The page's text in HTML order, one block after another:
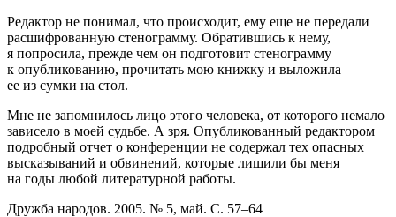
Редактор не понимал, что происходит, ему еще не передали
расшифрованную стенограмму. Обратившись к нему,
я попросила, прежде чем он подготовит стенограмму
к опубликованию, прочитать мою книжку и выложила
ее из сумки на стол.
Мне не запомнилось лицо этого человека, от которого немало
зависело в моей судьбе. А зря. Опубликованный редактором
подробный отчет о конференции не содержал тех опасных
высказываний и обвинений, которые лишили бы меня
на годы любой литературной работы.
Дружба народов. 2005. № 5, май. С. 57–64